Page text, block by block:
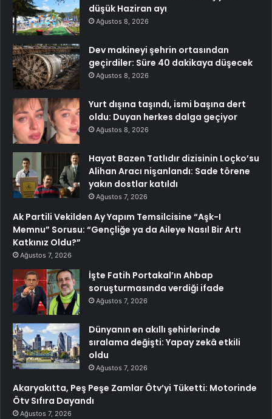
düşük Haziran ayı
Ağustos 8, 2026
Dev makineyi şehrin ortasından
geçirdiler: Süre 40 dakikaya düşecek
Ağustos 8, 2026
Yurt dışına taşındı, ismi başına dert
oldu: Duyan herkes dalga geçiyor
Ağustos 8, 2026
Hayat Bazen Tatlıdır dizisinin Loçko’su
Alihan Aracı nişanlandı: Sade törene
yakın dostlar katıldı
Ağustos 7, 2026
Ak Partili Vekilden Ay Yapım Temsilcisine “Aşk-I
Memnu” Sorusu: “Gençliğe ya da Aileye Nasıl Bir Artı
Katkınız Oldu?”
Ağustos 7, 2026
İşte Fatih Portakal’ın Ahbap
soruşturmasında verdiği ifade
Ağustos 7, 2026
Dünyanın en akıllı şehirlerinde
sıralama değişti: Yapay zekâ etkili
oldu
Ağustos 7, 2026
Akaryakıtta, Peş Peşe Zamlar Ötv’yi Tüketti: Motorinde
Ötv Sıfıra Dayandı
Ağustos 7, 2026